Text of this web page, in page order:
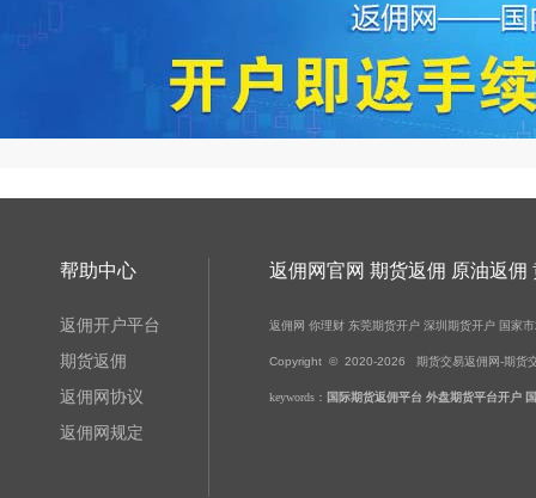
帮助中心
返佣开户平台
期货返佣
返佣网协议
返佣网规定
返佣网官网 期货返佣 原油返
返佣网 你理财 东莞期货开户 深圳期货开户 国家
Copyright © 2020-2026 期货交易返佣网-期货
keywords： 国际期货返佣平台 外盘期货平台开户